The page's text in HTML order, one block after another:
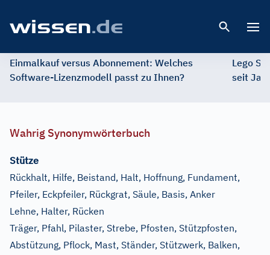
Einmalkauf versus Abonnement: Welches
Software-Lizenzmodell passt zu Ihnen?
Lego
seit
Wahrig Synonymwörterbuch
Stütze
Rückhalt, Hilfe, Beistand, Halt, Hoffnung, Fundament,
Pfeiler, Eckpfeiler, Rückgrat, Säule, Basis, Anker
Lehne, Halter, Rücken
Träger, Pfahl, Pilaster, Strebe, Pfosten, Stützpfosten,
Abstützung, Pflock, Mast, Ständer, Stützwerk, Balken,